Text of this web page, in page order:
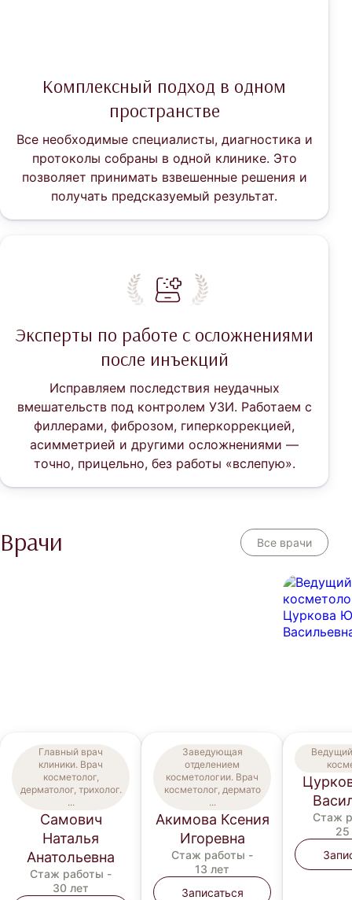
Комплексный подход в одном
пространстве
Все необходимые специалисты, диагностика и
протоколы собраны в одной клинике. Это
позволяет принимать взвешенные решения и
получать предсказуемый результат.
Эксперты по работе с осложнениями
после инъекций
Исправляем последствия неудачных
вмешательств под контролем УЗИ. Работаем с
филлерами, фиброзом, гиперкоррекцией,
асимметрией и другими осложнениями —
точно, прицельно, без работы «вслепую».
Врачи Все врачи
Главный врач
клиники. Врач
косметолог,
дерматолог, трихолог.
...
Самович
Наталья
Анатольевна
Стаж работы -
30 лет
Заведующая
отделением
косметологии. Врач
косметолог, дермато
...
Акимова Ксения
Игоревна
Стаж работы -
13 лет
Записаться
Стаж
25